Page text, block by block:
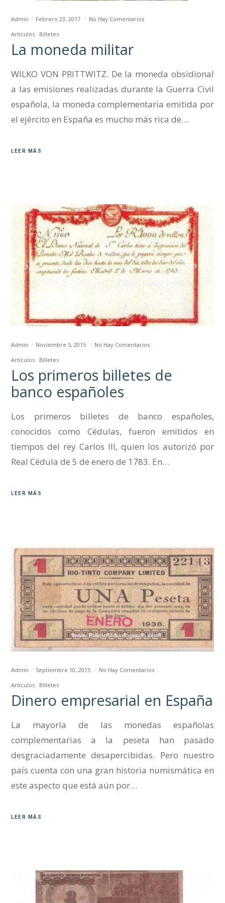
Admin Febrero 23, 2017
No Hay Comentarios
Artículos
Billetes
La moneda militar
WILKO VON PRITTWITZ. De la moneda obsidional
a las emisiones realizadas durante la Guerra Civil
española, la moneda complementaria emitida por
el ejército en España es mucho más rica de…
LEER MÁS
Admin Noviembre 5, 2015
No Hay Comentarios
Artículos
Billetes
Los primeros billetes de
banco españoles
Los primeros billetes de banco españoles,
conocidos como Cédulas, fueron emitidos en
tiempos del rey Carlos III, quien los autorizó por
Real Cédula de 5 de enero de 1783. En…
LEER MÁS
Admin Septiembre 10, 2015
No Hay Comentarios
Artículos
Billetes
Dinero empresarial en España
La mayoría de las monedas españolas
complementarias a la peseta han pasado
desgraciadamente desapercibidas. Pero nuestro
país cuenta con una gran historia numismática en
este aspecto que está aún por…
LEER MÁS